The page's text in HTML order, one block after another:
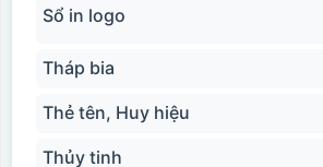
Hộp xi 6 bát cơm
Sổ in logo
Tháp bia
Thẻ tên, Huy hiệu
Thủy tinh